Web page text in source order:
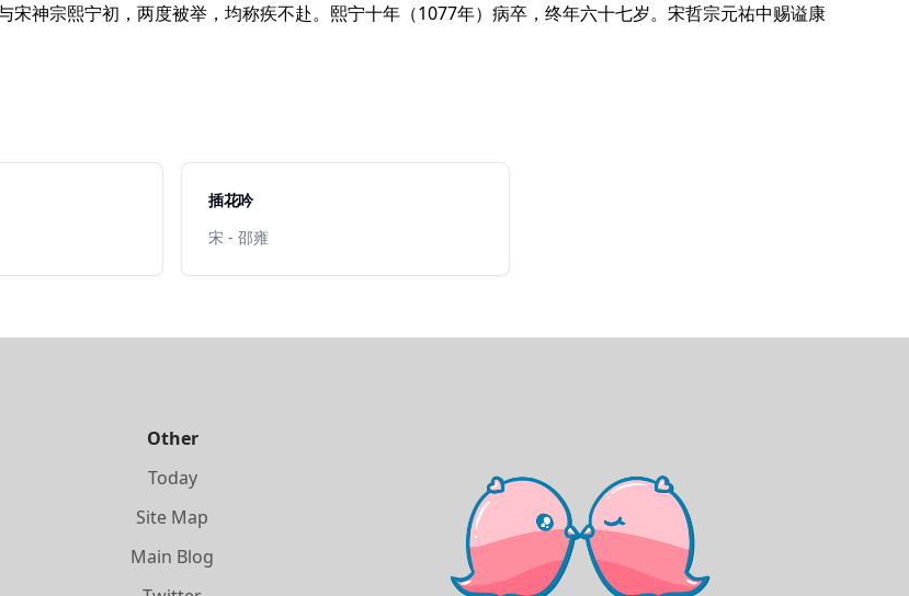
神宗熙宁初，两度被举，均称疾不赴。熙宁十年（1077年）病卒，终年六十七岁。宋哲宗元祐中赐谥康
插花吟
宋 - 邵雍
Other
Today
Site Map
Main Blog